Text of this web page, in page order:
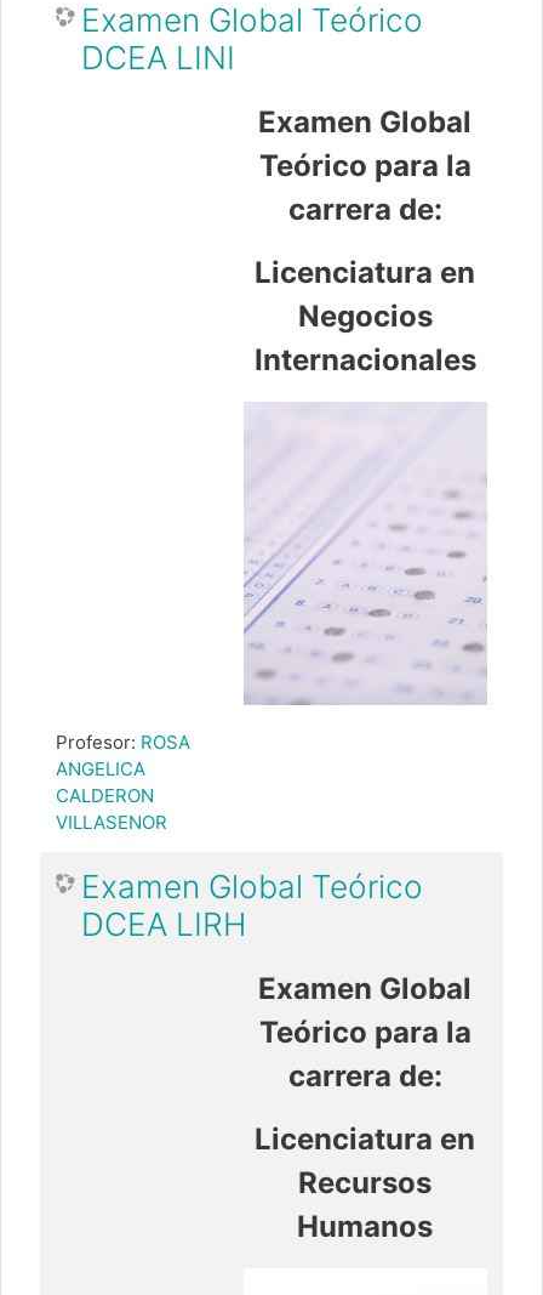
Examen Global Teórico
DCEA LINI
Examen Global
Teórico para la
carrera de:
Licenciatura en
Negocios
Internacionales
Profesor: ROSA
ANGELICA
CALDERON
VILLASENOR
Examen Global Teórico
DCEA LIRH
Examen Global
Teórico para la
carrera de:
Licenciatura en
Recursos
Humanos